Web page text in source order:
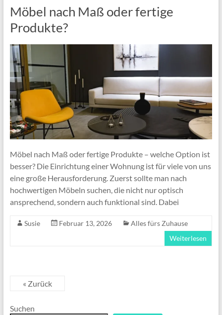
Möbel nach Maß oder fertige
Produkte?
Möbel nach Maß oder fertige Produkte – welche Option ist
besser? Die Einrichtung einer Wohnung ist für viele von uns
eine große Herausforderung. Zuerst sollte man nach
hochwertigen Möbeln suchen, die nicht nur optisch
ansprechend, sondern auch funktional sind. Dabei
Susie Februar 13, 2026
Alles fürs Zuhause
Weiterlesen
« Zurück
Suchen